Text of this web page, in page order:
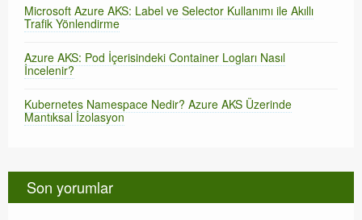
Microsoft Azure AKS: Label ve Selector Kullanımı ile Akıllı
Trafik Yönlendirme
Azure AKS: Pod İçerisindeki Container Logları Nasıl
İncelenir?
Kubernetes Namespace Nedir? Azure AKS Üzerinde
Mantıksal İzolasyon
Son yorumlar